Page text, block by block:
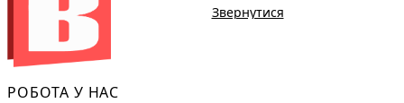
РОБОТА У НАС
Звернутися